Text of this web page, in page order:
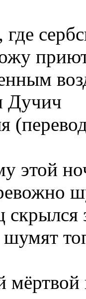
где
Дучич
этой
скрылся